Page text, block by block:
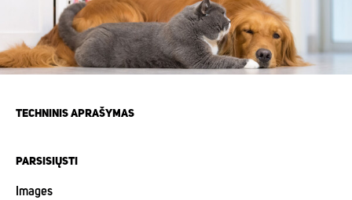
TECHNINIS APRAŠYMAS
PARSISIŲSTI
Images